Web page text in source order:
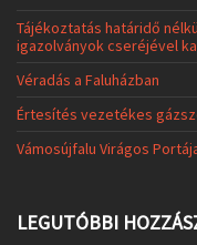
Tájékoztatás határidő
igazolványok cseréjével
Véradás a Faluházban
Értesítés vezetékes
Vámosújfalu Virágos
LEGUTÓBBI